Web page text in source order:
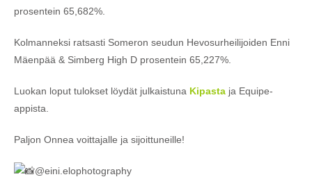
prosentein 65,682%.
Kolmanneksi ratsasti Someron seudun Hevosurheilijoiden Enni
Mäenpää & Simberg High D prosentein 65,227%.
Luokan loput tulokset löydät julkaistuna Kipasta ja Equipe-
appista.
Paljon Onnea voittajalle ja sijoittuneille!
@eini.elophotography